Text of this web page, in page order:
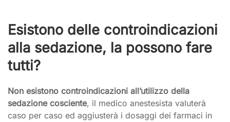
Esistono delle controindicazioni
alla sedazione, la possono fare
tutti?
Non esistono controindicazioni all’utilizzo della
sedazione cosciente, il medico anestesista valuterà
caso per caso ed aggiusterà i dosaggi dei farmaci in